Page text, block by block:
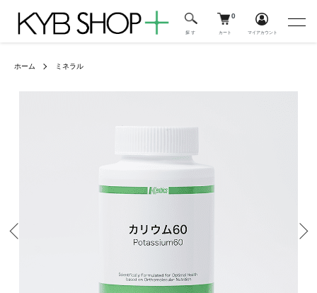
探 す
0
カート マイアカウント
ホーム ミネラル